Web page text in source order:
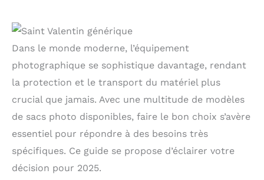
Dans le monde moderne, l’équipement
photographique se sophistique davantage, rendant
la protection et le transport du matériel plus
crucial que jamais. Avec une multitude de modèles
de sacs photo disponibles, faire le bon choix s’avère
essentiel pour répondre à des besoins très
spécifiques. Ce guide se propose d’éclairer votre
décision pour 2025.